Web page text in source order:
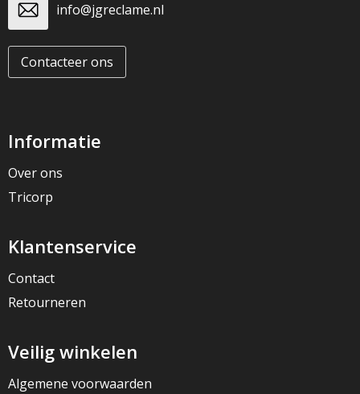
info@jgreclame.nl
Contacteer ons
Informatie
Over ons
Tricorp
Klantenservice
Contact
Retourneren
Veilig winkelen
Algemene voorwaarden